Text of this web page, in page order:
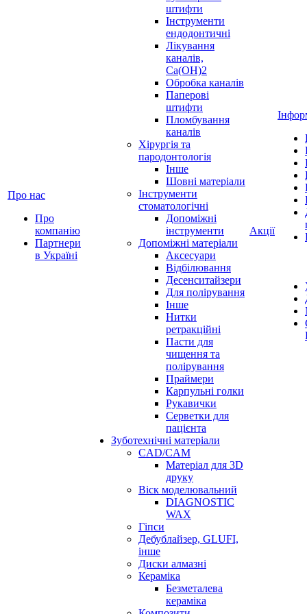
Про нас
Про
компанію
Партнери
в Україні
штифти
Інструменти
ендодонтичні
Лікування
каналів,
Ca(OH)2
Обробка каналів
Паперові
штифти
Пломбування
каналів
Хірургія та
пародонтологія
Інше
Шовні матеріали
Інструменти
стоматологічні
Допоміжні
інструменти
Допоміжні матеріали
Аксесуари
Відбілювання
Десенситайзери
Для полірування
Інше
Нитки
ретракційні
Пасти для
чищення та
полірування
Праймери
Карпульні голки
Рукавички
Серветки для
пацієнта
Зуботехнічні матеріали
CAD/CAM
Матеріал для 3D
друку
Віск моделювальний
DIAGNOSTIC
WAX
Гіпси
Дебублайзер, GLUFI,
інше
Диски алмазні
Кераміка
Безметалева
кераміка
Акції